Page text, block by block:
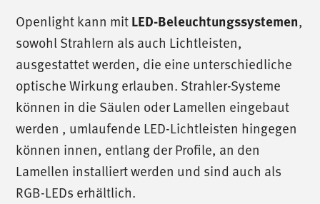
Openlight kann mitLED-Beleuchtungssystemen,
sowohl Strahlern als auch Lichtleisten,
ausgestattet werden, die eine unterschiedliche
optische Wirkung erlauben. Strahler-Systeme
können in die Säulen oder Lamellen eingebaut
werden , umlaufende LED-Lichtleisten hingegen
können innen, entlang der Profile, an den
Lamellen installiert werden und sind auch als
RGB-LEDs erhältlich.